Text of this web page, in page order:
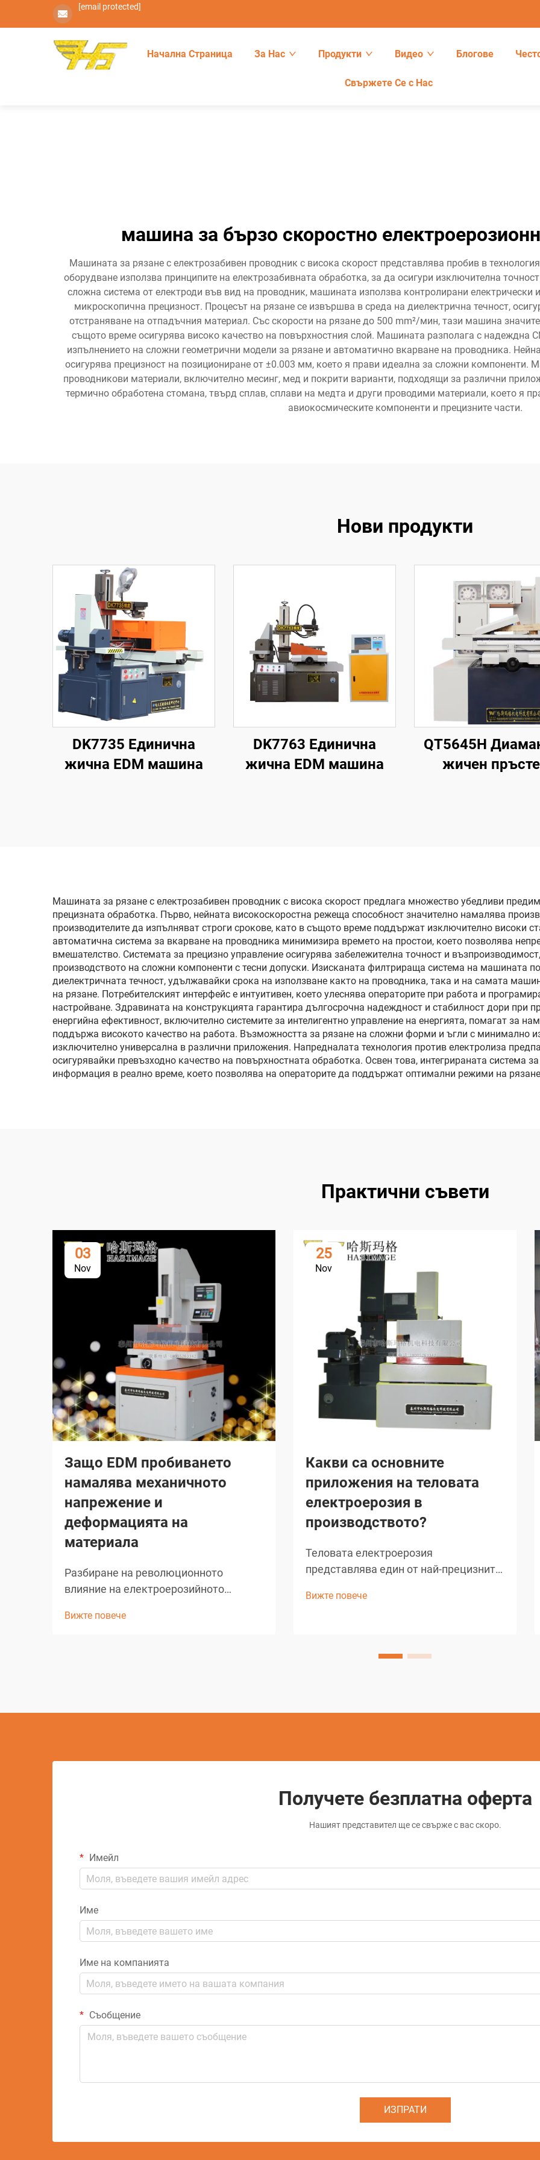
[email protected]
Начална Страница За Нас Продукти Видео Блогове
Свържете Се с Нас
машина за бързо скоростно
Машината за рязане с електрозабивен проводник с висока скорост представлява пробив в
оборудване използва принципите на електрозабивната обработка, за да осигури изключителна
сложна система от електроди във вид на проводник, машината използва контролирани електрически
микроскопична прецизност. Процесът на рязане се извършва в среда на диелектрична течност,
отстраняване на отпадъчния материал. Със скорости на рязане до 500 mm²/мин, тази машина
същото време осигурява високо качество на повърхностния слой. Машината разполага с надеждна
изпълнението на сложни геометрични модели за рязане и автоматично вкарване на проводника.
осигурява прецизност на позициониране от ±0.003 мм, което я прави идеална за сложни
проводникови материали, включително месинг, мед и покрити варианти, подходящи за различни
термично обработена стомана, твърд сплав, сплави на медта и други проводими материали, което я
авиокосмическите компоненти и прецизните части.
Нови продукти
DK7735 Единична
жична EDM машина
DK7763 Единична
жична EDM машина
QT5645H
жичен
Машината за рязане с електрозабивен проводник с висока скорост предлага множество убедливи
прецизната обработка. Първо, нейната високоскоростна режеща способност значително намалява
производителите да изпълняват строги срокове, като в същото време поддържат изключително високи
автоматична система за вкарване на проводника минимизира времето на простои, което позволява
вмешателство. Системата за прецизно управление осигурява забележителна точност и
производството на сложни компоненти с тесни допуски. Изисканата филтрираща система на машината
диелектричната течност, удължавайки срока на използване както на проводника, така и на самата
на рязане. Потребителският интерфейс е интуитивен, което улеснява операторите при работа и
настройване. Здравината на конструкцията гарантира дългосрочна надеждност и стабилност дори при
енергийна ефективност, включително системите за интелигентно управление на енергията, помагат за
поддържа високото качество на работа. Възможността за рязане на сложни форми и ъгли с минимално
изключително универсална в различни приложения. Напредналата технология против електролиза
осигурявайки превъзходно качество на повърхностната обработка. Освен това, интегрираната система
информация в реално време, което позволява на операторите да поддържат оптимални режими на
Практични съвети
03
Nov
Защо EDM пробиването
намалява механичното
напрежение и
деформацията на
материала
Разбиране на революционното
влияние на електроерозийното
представлява едно от най-значимите
Вижте повече
25
Nov
Какви са основните
приложения на теловата
електроерозия в
производството?
Теловата електроерозия
представлява един от най-прецизните
процеси, достъпни за съвременната
Вижте повече
Получете безплатна оферта
Нашият представител ще се свърже с вас скоро.
Имейл
Име
Име на компанията
Съобщение
ИЗПРАТИ